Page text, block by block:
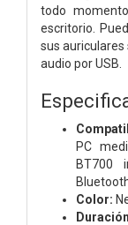
todo
escritorio.
sus auriculares
audio por USB.
PC
BT700
Color: